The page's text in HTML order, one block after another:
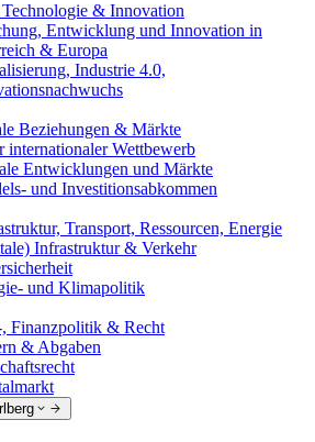
& Innovation
Entwicklung und Innovation in
& Europa
Industrie 4.0,
Beziehungen & Märkte
internationaler Wettbewerb
Entwicklungen und Märkte
und Investitionsabkommen
Transport, Ressourcen, Energie
Infrastruktur & Verkehr
und Klimapolitik
Finanzpolitik & Recht
& Abgaben